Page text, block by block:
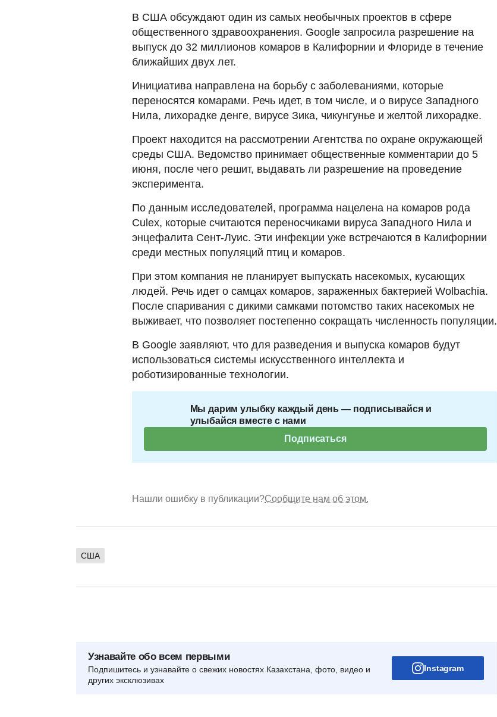
В США обсуждают один из самых необычных проектов в сфере
общественного здравоохранения. Google запросила разрешение на
выпуск до 32 миллионов комаров в Калифорнии и Флориде в течение
ближайших двух лет.
Инициатива направлена на борьбу с заболеваниями, которые
переносятся комарами. Речь идет, в том числе, и о вирусе Западного
Нила, лихорадке денге, вирусе Зика, чикунгунье и желтой лихорадке.
Проект находится на рассмотрении Агентства по охране окружающей
среды США. Ведомство принимает общественные комментарии до 5
июня, после чего решит, выдавать ли разрешение на проведение
эксперимента.
По данным исследователей, программа нацелена на комаров рода
Culex, которые считаются переносчиками вируса Западного Нила и
энцефалита Сент-Луис. Эти инфекции уже встречаются в Калифорнии
среди местных популяций птиц и комаров.
При этом компания не планирует выпускать насекомых, кусающих
людей. Речь идет о самцах комаров, зараженных бактерией Wolbachia.
После спаривания с дикими самками потомство таких насекомых не
выживает, что позволяет постепенно сокращать численность популяции.
В Google заявляют, что для разведения и выпуска комаров будут
использоваться системы искусственного интеллекта и
роботизированные технологии.
Мы дарим улыбку каждый день — подписывайся и
улыбайся вместе с нами
Подписаться
Нашли ошибку в публикации?Сообщите нам об этом.
США
Узнавайте обо всем первыми
Подпишитесь и узнавайте о свежих новостях Казахстана, фото, видео и
других эксклюзивах
Instagram